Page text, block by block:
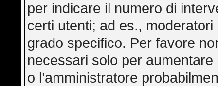
per indicare il numero di
certi utenti; ad es.,
grado specifico. Per favore
necessari solo per
o l’amministratore